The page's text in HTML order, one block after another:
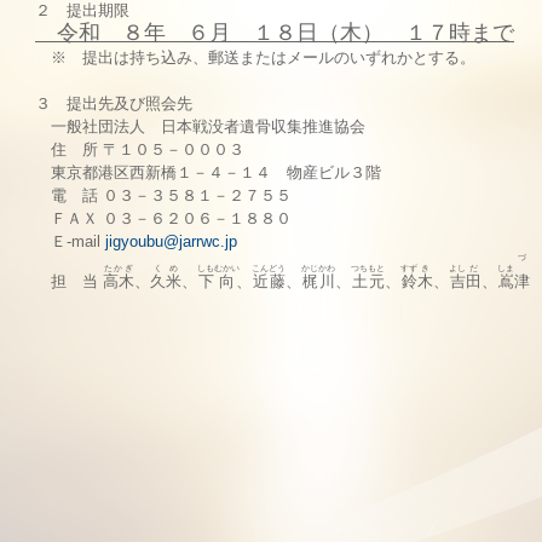
２ 提出期限
令和 ８年 ６月 １８日（木） １７時まで
※ 提出は持ち込み、郵送またはメールのいずれかとする。
３ 提出先及び照会先
一般社団法人 日本戦没者遺骨収集推進協会
住 所 〒１０５－０００３
東京都港区西新橋１－４－１４ 物産ビル３階
電 話 ０３－３５８１－２７５５
ＦＡＸ ０３－６２０６－１８８０
Ｅ-mail jigyoubu@jarrwc.jp
担 当 高木
たかぎ
、 久
く
米
め
、 下
しも
向
むかい
、 近藤
こんどう
、 梶
かじ
川
かわ
、 土
つち
元
もと
、 鈴
すず
木
き
、 吉
よし
田
だ
、 嶌
しま
津
づ